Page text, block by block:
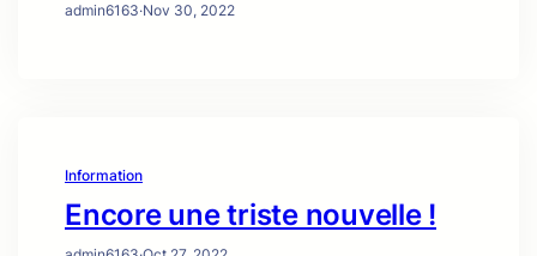
admin6163·Nov 30, 2022
Information
Encore une triste nouvelle !